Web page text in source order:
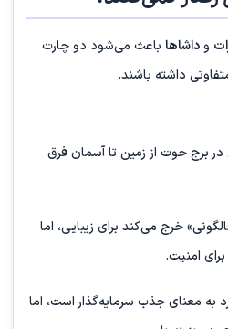
وداشاها باعث می‌شود دو چارت
داشته باشند.
برج حوت از زمین تا آسمان فرق
خرج می‌کند برای زیبایی، اما
امنیت.
معنای جذب سرمایه‌گذار است، اما